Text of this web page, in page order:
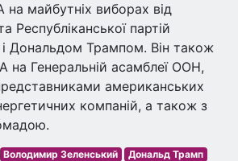
майбутніх виборах від
Республіканської партій
Дональдом Трампом. Він також
на Генеральній асамблеї ООН,
американських
компаній, а також з
Володимир Зеленський
Дональд Трамп